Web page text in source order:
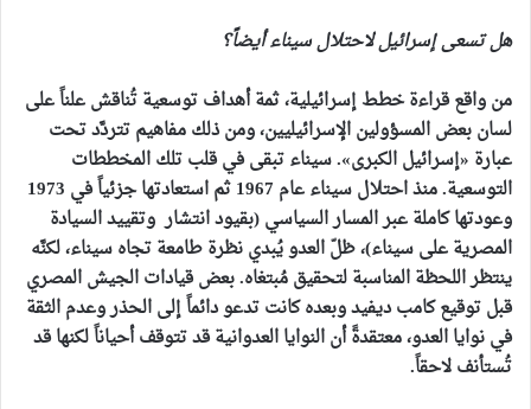
هل تسعى إسرائيل لاحتلال سيناء أيضاً؟
من واقع قراءة خطط إسرائيلية، ثمة أهداف توسعية تُناقش علناً على
لسان بعض المسؤولين الإسرائيليين، ومن ذلك مفاهيم تتردَّد تحت
عبارة «إسرائيل الكبرى». سيناء تبقى في قلب تلك المخططات
التوسعية. منذ احتلال سيناء عام 1967 ثم استعادتها جزئياً في 1973
وعودتها كاملة عبر المسار السياسي (بقيود انتشار وتقييد السيادة
المصرية على سيناء)، ظلّ العدو يُبدي نظرة طامعة تجاه سيناء، لكنَّه
ينتظر اللحظة المناسبة لتحقيق مُبتغاه. بعض قيادات الجيش المصري
قبل توقيع كامب ديفيد وبعده كانت تدعو دائماً إلى الحذر وعدم الثقة
في نوايا العدو، معتقدةً أن النوايا العدوانية قد تتوقف أحياناً لكنها قد
تُستأنف لاحقاً.